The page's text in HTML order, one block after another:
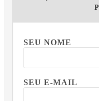
SEU NOME
SEU E-MAIL